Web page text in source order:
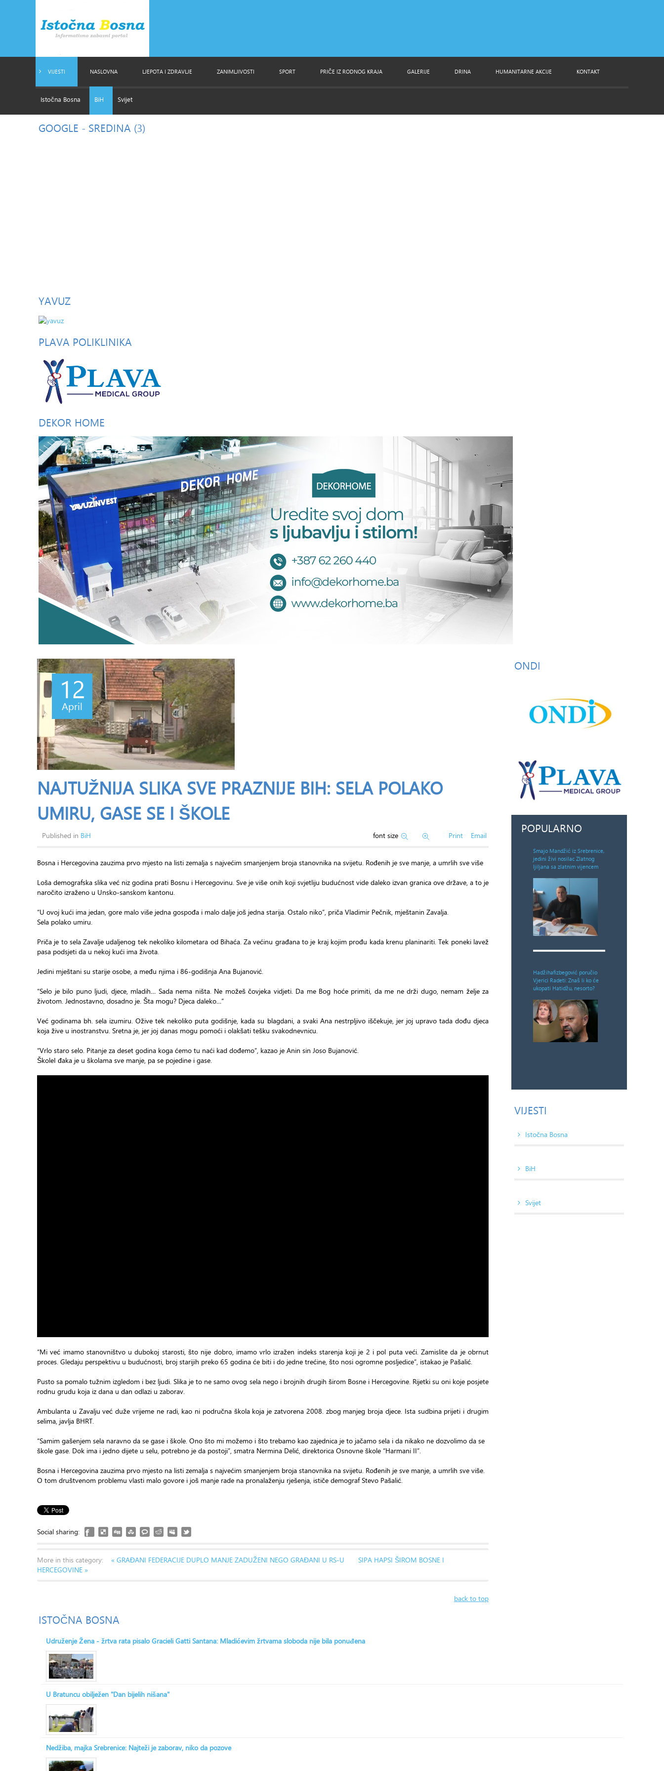
VIJESTI
Istočna Bosna BiH Svijet
NASLOVNA LJEPOTA I ZDRAVLJE ZANIMLJIVOSTI SPORT PRIČE IZ RODNOG KRAJA GALERIJE DRINA HUMANITARNE AKCIJE KONTAKT
GOOGLE - SREDINA (3)
YAVUZ
PLAVA POLIKLINIKA
DEKOR HOME
12
April
NAJTUŽNIJA SLIKA SVE PRAZNIJE BIH: SELA POLAKO
UMIRU, GASE SE I ŠKOLE
Published in BiH font size Print Email
Bosna i Hercegovina zauzima prvo mjesto na listi zemalja s najvećim smanjenjem broja stanovnika na svijetu. Rođenih je sve manje, a umrlih sve više
Loša demografska slika već niz godina prati Bosnu i Hercegovinu. Sve je više onih koji svjetliju budućnost vide daleko izvan granica ove države, a to je
naročito izraženo u Unsko-sanskom kantonu.
“U ovoj kući ima jedan, gore malo više jedna gospođa i malo dalje još jedna starija. Ostalo niko”, priča Vladimir Pečnik, mještanin Zavalja.
Sela polako umiru.
Priča je to sela Zavalje udaljenog tek nekoliko kilometara od Bihaća. Za većinu građana to je kraj kojim prođu kada krenu planinariti. Tek poneki lavež
pasa podsjeti da u nekoj kući ima života.
Jedini mještani su starije osobe, a među njima i 86-godišnja Ana Bujanović.
“Selo je bilo puno ljudi, djece, mladih… Sada nema ništa. Ne možeš čovjeka vidjeti. Da me Bog hoće primiti, da me ne drži dugo, nemam želje za
životom. Jednostavno, dosadno je. Šta mogu? Djeca daleko…”
Već godinama bh. sela izumiru. Ožive tek nekoliko puta godišnje, kada su blagdani, a svaki Ana nestrpljivo iščekuje, jer joj upravo tada dođu djeca
koja žive u inostranstvu. Sretna je, jer joj danas mogu pomoći i olakšati tešku svakodnevnicu.
“Vrlo staro selo. Pitanje za deset godina koga ćemo tu naći kad dođemo”, kazao je Anin sin Joso Bujanović.
ŠkoleI đaka je u školama sve manje, pa se pojedine i gase.
“Mi već imamo stanovništvo u dubokoj starosti, što nije dobro, imamo vrlo izražen indeks starenja koji je 2 i pol puta veći. Zamislite da je obrnut
proces. Gledaju perspektivu u budućnosti, broj starijih preko 65 godina će biti i do jedne trećine, što nosi ogromne posljedice”, istakao je Pašalić.
Pusto sa pomalo tužnim izgledom i bez ljudi. Slika je to ne samo ovog sela nego i brojnih drugih širom Bosne i Hercegovine. Rijetki su oni koje posjete
rodnu grudu koja iz dana u dan odlazi u zaborav.
Ambulanta u Zavalju već duže vrijeme ne radi, kao ni područna škola koja je zatvorena 2008. zbog manjeg broja djece. Ista sudbina prijeti i drugim
selima, javlja BHRT.
“Samim gašenjem sela naravno da se gase i škole. Ono što mi možemo i što trebamo kao zajednica je to jačamo sela i da nikako ne dozvolimo da se
škole gase. Dok ima i jedno dijete u selu, potrebno je da postoji”, smatra Nermina Delić, direktorica Osnovne škole “Harmani II”.
Bosna i Hercegovina zauzima prvo mjesto na listi zemalja s najvećim smanjenjem broja stanovnika na svijetu. Rođenih je sve manje, a umrlih sve više.
O tom društvenom problemu vlasti malo govore i još manje rade na pronalaženju rješenja, ističe demograf Stevo Pašalić.
Social sharing:
More in this category: « GRAĐANI FEDERACIJE DUPLO MANJE ZADUŽENI NEGO GRAĐANI U RS-U
SIPA HAPSI ŠIROM BOSNE I
HERCEGOVINE »
back to top
ONDI
POPULARNO
Smajo Mandžić iz Srebrenice,
jedini živi nosilac Zlatnog
ljiljana sa zlatnim vijencem
Hadžihafizbegović poručio
Vjerici Radeti: Znaš li ko će
ukopati Hatidžu, nesorto?
VIJESTI
Istočna Bosna
BiH
Svijet
ISTOČNA BOSNA
Udruženje Žena - žrtva rata pisalo Gracieli Gatti Santana: Mladićevim žrtvama sloboda nije bila ponuđena
U Bratuncu obilježen "Dan bijelih nišana"
Nedžiba, majka Srebrenice: Najteži je zaborav, niko da pozove